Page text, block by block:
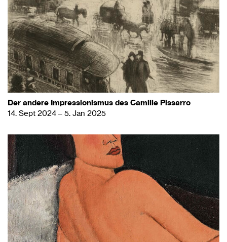
Der andere Impressionismus des Camille Pissarro
14. Sept 2024 – 5. Jan 2025